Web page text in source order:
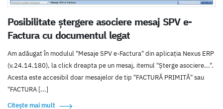
Posibilitate ștergere asociere mesaj SPV e-
Factura cu documentul legat
Am adăugat în modulul "Mesaje SPV e-Factura" din aplicația Nexus ERP
(v.24.14.180), la click dreapta pe un mesaj, itemul "Șterge asociere...".
Acesta este accesibil doar mesajelor de tip "FACTURĂ PRIMITĂ" sau
"FACTURA [...]
Citește mai mult